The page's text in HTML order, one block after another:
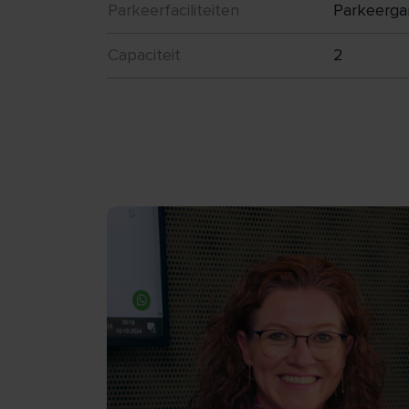
Parkeerfaciliteiten
Capaciteit 2